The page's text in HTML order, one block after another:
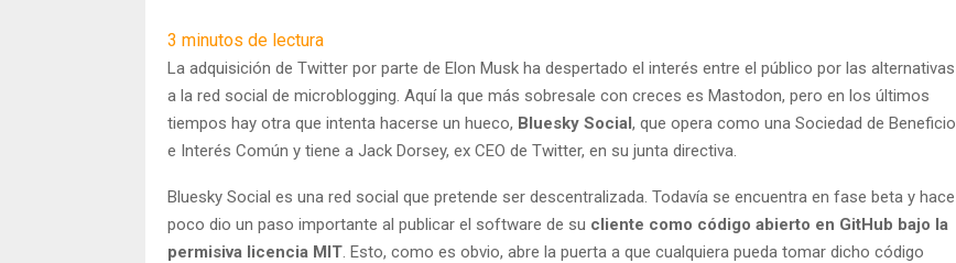
3 minutos de lectura
La adquisición de Twitter por parte de Elon Musk ha despertado el interés entre el público por las alternativas
a la red social de microblogging. Aquí la que más sobresale con creces es Mastodon, pero en los últimos
tiempos hay otra que intenta hacerse un hueco, Bluesky Social, que opera como una Sociedad de Beneficio
e Interés Común y tiene a Jack Dorsey, ex CEO de Twitter, en su junta directiva.
Bluesky Social es una red social que pretende ser descentralizada. Todavía se encuentra en fase beta y hace
poco dio un paso importante al publicar el software de su cliente como código abierto en GitHub bajo la
permisiva licencia MIT . Esto, como es obvio, abre la puerta a que cualquiera pueda tomar dicho código